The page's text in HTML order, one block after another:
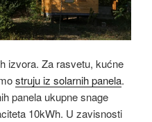
izvora. Za rasvetu, kućne
struju iz solarnih panela.
panela ukupne snage
10kWh. U zavisnosti